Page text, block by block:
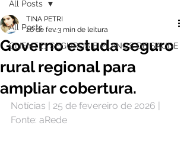
All Posts
CLIENTE1 SEGUROS E PLANOS DE SAUDE
All Posts
Governo estuda seguro
rural regional para
ampliar cobertura.
TINA PETRI
26 de fev.3 min de leitura
Notícias | 25 de fevereiro de 2026 |
Fonte: aRede